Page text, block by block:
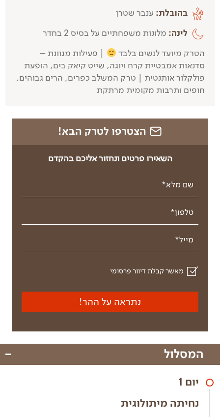
בהובלת: ענבר שטרן
לינה: מלונות משפחתיים על בסיס 2 בחדר
הטרק מיועד לנשים בלבד
| פעילות מגוונת –
סדנאות אמבטיית קרח ויוגה, שייט קיאק בים, הופעת
פולקלור אותנטית | טרק המשלב כפרים, הרים גבוהים,
חופים ותרבות מקומית מרתקת
הצטרפו לטרק הבא!
השאירו פרטים ונחזור אליכם בהקדם
שם מלא*
טלפון*
מייל*
מאשר קבלת דיוור פרסומי
נתראה על ההר!
המסלול
יום 1
נחיתה מיתולוגית